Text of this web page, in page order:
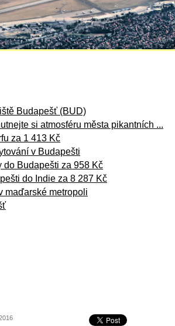
Budapešť (BUD)
si atmosféru města pikantních ...
za 1 413 Kč
v Budapešti
do Budapešti za 958 Kč
do Indie za 8 287 Kč
maďarské metropoli